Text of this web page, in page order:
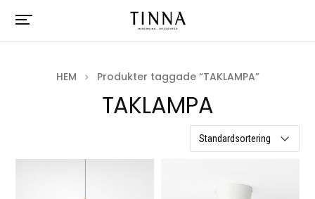
HEM Produkter taggade “TAKLAMPA”
TAKLAMPA